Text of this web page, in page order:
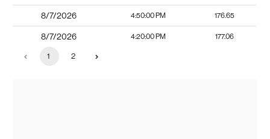
8/7/2026 4:50:00 PM 176.65
8/7/2026 4:20:00 PM 177.06
1 2